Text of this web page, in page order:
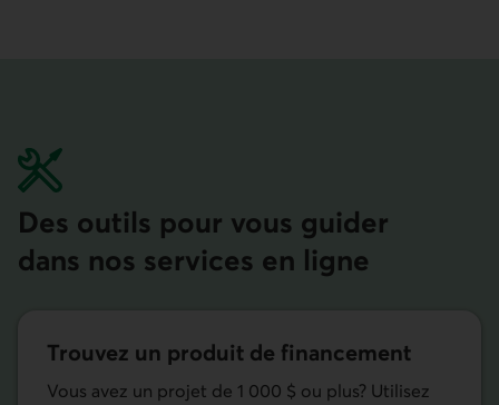
Des outils pour vous guider
dans nos services en ligne
Trouvez un produit de financement
Vous avez un projet de 1 000 $ ou plus? Utilisez